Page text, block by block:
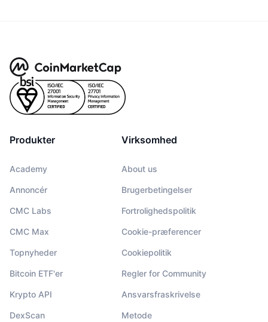
Produkter
Academy
Annoncér
CMC Labs
CMC Max
Topnyheder
Bitcoin ETF'er
Krypto API
DexScan
Virksomhed
About us
Brugerbetingelser
Fortrolighedspolitik
Cookie-præferencer
Cookiepolitik
Regler for Community
Ansvarsfraskrivelse
Metode